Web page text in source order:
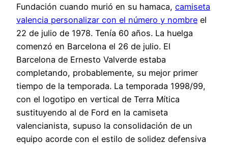
Fundación cuando murió en su hamaca, camiseta
valencia personalizar con el número y nombre el
22 de julio de 1978. Tenía 60 años. La huelga
comenzó en Barcelona el 26 de julio. El
Barcelona de Ernesto Valverde estaba
completando, probablemente, su mejor primer
tiempo de la temporada. La temporada 1998/99,
con el logotipo en vertical de Terra Mítica
sustituyendo al de Ford en la camiseta
valencianista, supuso la consolidación de un
equipo acorde con el estilo de solidez defensiva